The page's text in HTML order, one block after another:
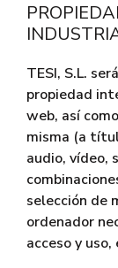
TESI, S.L.
propiedad
web, así
misma (a
audio, vídeo,
selección de
ordenador
acceso y uso,